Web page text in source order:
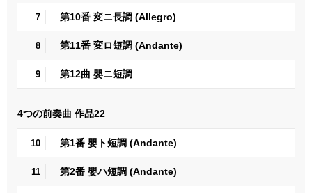
7 第10番 変ニ長調 (Allegro)
8 第11番 変ロ短調 (Andante)
9 第12曲 嬰ニ短調
4つの前奏曲 作品22
10 第1番 嬰ト短調 (Andante)
11 第2番 嬰ハ短調 (Andante)